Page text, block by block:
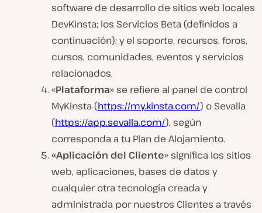
software de desarrollo de sitios web locales
DevKinsta; los Servicios Beta (definidos a
continuación); y el soporte, recursos, foros,
cursos, comunidades, eventos y servicios
relacionados.
«Plataforma» se refiere al panel de control
MyKinsta (https://my.kinsta.com/) o Sevalla
(https://app.sevalla.com/), según
corresponda a tu Plan de Alojamiento.
«Aplicación del Cliente» significa los sitios
web, aplicaciones, bases de datos y
cualquier otra tecnología creada y
administrada por nuestros Clientes a través